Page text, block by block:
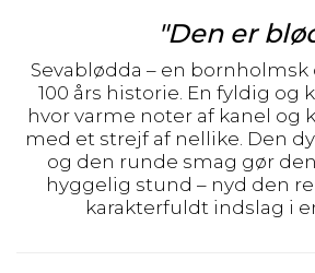
"Den er
Sevablødda – en
100 års historie. En fyldig og
hvor varme noter af kanel og
med et strejf af nellike. Den
og den runde smag gør
hyggelig stund – nyd den
karakterfuldt indslag i